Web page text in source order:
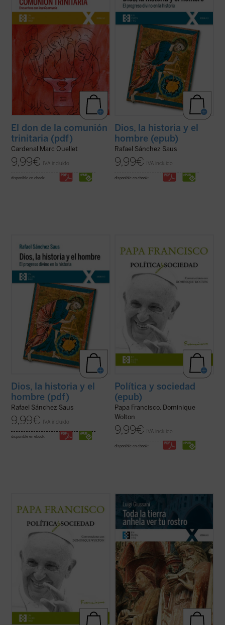
hilo conductor gira en torno a la gloria de la
comunión trinitaria. De esta gloria puede
participar la humanidad ya en ...
(ver ficha)
El don de la comunión
trinitaria (pdf)
Cardenal Marc Ouellet
9,99€ IVA incluido
disponible en ebook:
por ende, de la presencia de Dios en la
historia y entre los hombres.
Frente al desvanecimiento del sentido y de
la finalidad ...
(ver ficha)
Dios, la historia y el
hombre (epub)
Rafael Sánchez Saus
9,99€ IVA incluido
disponible en ebook:
sobre el inagotable problema del
significado y el progreso de la historia y,
por ende, de la presencia de Dios en la
historia y entre los hombres.
Frente al desvanecimiento del sentido y de
la finalidad ...
(ver ficha)
Dios, la historia y el
hombre (pdf)
Rafael Sánchez Saus
9,99€ IVA incluido
disponible en ebook:
prestablecida, este libro ilustra, de un modo
que sorprenderá a casi todos, cuál es la
visión que el actual papa tiene sobre la
Iglesia y la sociedad, centrada en derribar
los muros y construir ...
Política y sociedad
(epub)
Papa Francisco, Dominique
Wolton
9,99€ IVA incluido
disponible en ebook:
prestablecida, este libro ilustra, de un modo
que sorprenderá a casi todos, cuál es la
visión que el actual papa tiene sobre la
Iglesia y la sociedad, centrada en derribar
los muros y construir ...
Luigi Giussani, presenta y comenta aquí
una amplia selección de oraciones, himnos
y cánticos de la liturgia cristiana
(gregorianos, trapenses, de la tradición),
sus meditaciones, en qué medida la ... (ver
ficha)